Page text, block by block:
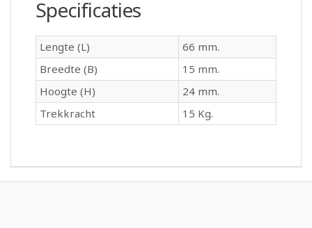
Specificaties
Lengte (L)
66 mm.
Breedte (B)
15 mm.
Hoogte (H)
24 mm.
Trekkracht
15 Kg.